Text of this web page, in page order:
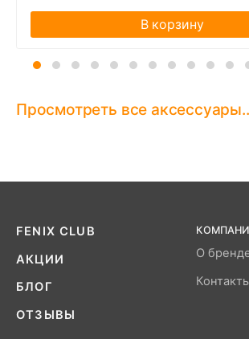
В корзину
Просмотреть все
FENIX CLUB
АКЦИИ
БЛОГ
ОТЗЫВЫ
О